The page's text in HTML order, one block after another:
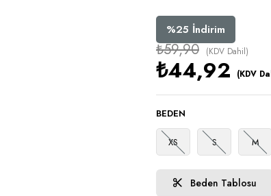
%25 İndirim
₺59,90 (KDV Dahil)
₺44,92 (KDV
BEDEN
XS S M
Beden Tablosu